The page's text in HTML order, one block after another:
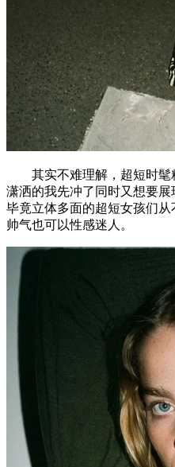
其实不难理解，超短时髦
潇洒的我先冲了同时又想要展
毕竟立体多面的超短女孩们
帅气也可以性感迷人。